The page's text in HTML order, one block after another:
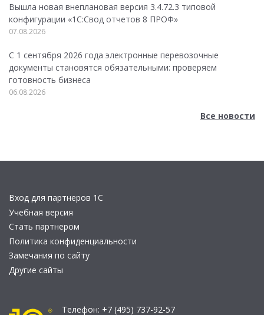
Вышла новая внеплановая версия 3.4.72.3 типовой
конфигурации «1C:Свод отчетов 8 ПРОФ»
07.08.2026
С 1 сентября 2026 года электронные перевозочные
документы становятся обязательными: проверяем
готовность бизнеса
06.08.2026
Все новости
Вход для партнеров 1С
Учебная версия
Стать партнером
Политика конфиденциальности
Замечания по сайту
Другие сайты
Телефон: +7 (495) 737-92-57